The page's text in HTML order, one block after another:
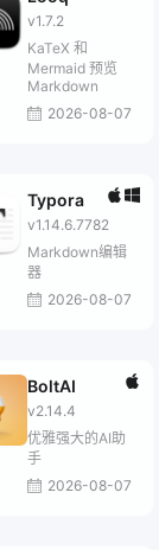
v1.7.2
KaTeX 和
Mermaid 预览
Markdown
2026-08-07
Typora
v1.14.6.7782
Markdown编辑
器
2026-08-07
BoltAI
v2.14.4
优雅强大的AI助
手
2026-08-07